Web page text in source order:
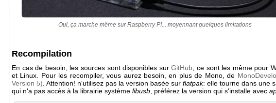
Oui, ça marche même sur Raspberry PI... moyennant quelques limitations
Recompilation
En cas de besoin, les sources sont disponibles surGitHub , ce sont les même pour
et Linux. Pour les recompiler, vous aurez besoin, en plus de Mono, de
Version 5) . Attention! n'utilisez pas la version basée sur flatpak: elle tourne dans une
qui n'a pas accès à la librairie système libusb , préférez la version qui s'installe avec